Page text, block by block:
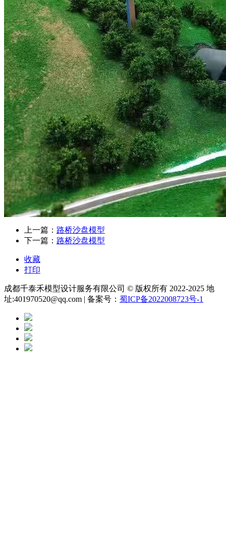
上一篇： 路桥沙盘模型
下一篇： 路桥沙盘模型
收藏
打印
成都千泰禾模型设计服务有限公司 © 版权所有 2022-2025 地
址:401970520@qq.com | 备案号： 蜀ICP备2022008723号-1